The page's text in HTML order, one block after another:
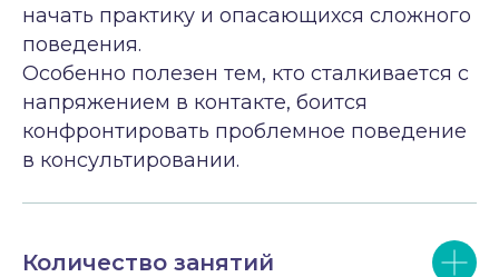
начать практику и опасающихся сложного
поведения.
Особенно полезен тем, кто сталкивается с
напряжением в контакте, боится
конфронтировать проблемное поведение
в консультировании.
Количество занятий